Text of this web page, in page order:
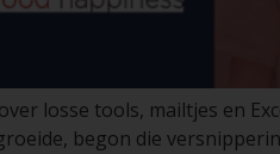
losse tools, mailtjes en
begon die